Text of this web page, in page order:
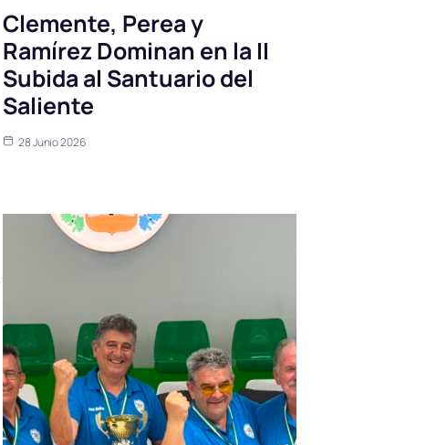
Clemente, Perea y
Ramírez Dominan en la II
Subida al Santuario del
Saliente
28 Junio 2026